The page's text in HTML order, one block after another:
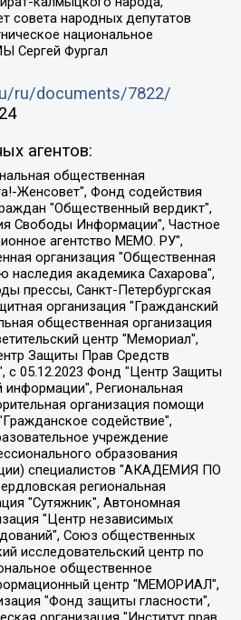
совета народных депутатов
национальное
Сергей Фургал
ru/documents/7822/
агентов:
ответственностью "ЖУРНАЛИСТ-ИНОСТРАННЫЙ АГЕНТ", Арапова Галина Юрьевна, Вольтская Татьяна Анатольевна, Американская компания "Mason G.E.S. Anonymous Foundation" (США), являющаяся владельцем интернет-издания https://mnews.world/, Компания "Stichting Bellingcat", зарегистрированная в Нидерландах (дата регистрации 11.07.2018), Захаров Андрей Вячеславович, Клепиковская Екатерина Дмитриевна, Общество с ограниченной ответственностью "МЕМО", Перл Роман Александрович, Симонов Евгений Алексеевич, Соловьева Елена Анатольевна, Сотников Даниил Владимирович, Сурначева Елизавета Дмитриевна, Автономная некоммерческая организация по защите прав человека и информированию населения "Якутия – Наше Мнение", Общество с ограниченной ответственностью "Москоу диджитал медиа", с 26.01.2023 Общество с ограниченной ответственностью "Чайка Белые сады", Ветошкина Валерия Валерьевна, Заговора Максим Александрович, Межрегиональное общественное движение "Российская ЛГБТ - сеть", Оленичев Максим Владимирович, Павлов Иван Юрьевич, Скворцова Елена Сергеевна, Общество с ограниченной ответственностью "Как бы инагент", Кочетков Игорь Викторович, Общество с ограниченной ответственностью "Честные выборы", Еланчик Олег Александрович, Общество с ограниченной ответственностью "Нобелевский призыв", Гималова Регина Эмилевна, Григорьев Андрей Валерьевич, Григорьева Алина Александровна, Ассоциация по содействию защите прав призывников, альтернативнослужащих и военнослужащих "Правозащитная группа "Гражданин.Армия.Право", Хисамова Регина Фаритовна, Автономная некоммерческая организация по реализации социально-правовых программ "Лилит", Дальневосточное общественное движение "Маяк", Санкт-Петербургская ЛГБТ-инициативная группа "Выход", Инициативная группа ЛГБТ+ "Реверс", Алексеев Андрей Викторович, Бекбулатова Таисия Львовна, Беляев Иван Михайлович, Владыкина Елена Сергеевна, Гельман Марат Александрович, Никульшина Вероника Юрьевна, Толоконникова Надежда Андреевна, Шендерович Виктор Анатольевич, Общество с ограниченной ответственностью "Данное сообщение", Общество с ограниченной ответственностью Издательский дом "Новая глава", Айнбиндер Александра Александровна, Московский комьюнити-центр для ЛГБТ+инициатив, Благотворительный фонд развития филантропии, Deutsche Welle (Германия, Kurt-Schumacher-Strasse 3, 53113 Bonn), Борзунова Мария Михайловна, Воробьев Виктор Викторович, Голубева Анна Львовна, Константинова Алла Михайловна, Малкова Ирина Владимировна, Мурадов Мурад Абдулгалимович, Осетинская Елизавета Николаевна, Понасенков Евгений Николаевич, Ганапольский Матвей Юрьевич, Киселев Евгений Алексеевич, Борухович Ирина Григорьевна, Дремин Иван Тимофеевич, Дубровский Дмитрий Викторович, Красноярская региональная общественная организация поддержки и развития альтернативных образовательных технологий и межкультурных коммуникаций "ИНТЕРРА", Маяковская Екатерина Алексеевна, Фейгин Марк Захарович, Филимонов Андрей Викторович, Дзугкоева Регина Николаевна, Доброхотов Роман Александрович, Дудь Юрий Александрович, Елкин Сергей Владимирович, Кругликов Кирилл Игоревич, Сабунаева Мария Леонидовна, Семенов Алексей Владимирович, Шаинян Карен Багратович, Шульман Екатерина Михайловна, Асафьев Артур Валерьевич, Вахштайн Виктор Семенович, Венедиктов Алексей Алексеевич, Лушникова Екатерина Евгеньевна, Волков Леонид Михайлович, Невзоров Александр Глебович, Пархоменко Сергей Борисович, Сироткин Ярослав Николаевич, Кара-Мурза Владимир Владимирович, Баранова Наталья Владимировна, Гозман Леонид Яковлевич, Кагарлицкий Борис Юльевич, Климарев Михаил Валерьевич, Милов Владимир Станиславович, Автономная некоммерческая организация Краснодарский центр современного искусства "Типография", Моргенштерн Алишер Тагирович, Соболь Любовь Эдуардовна, Общество с ограниченной ответственностью "ЛИЗА НОРМ", Каспаров Гарри Кимович, Ходорковский Михаил Борисович, Общество с ограниченной ответственностью "Апрельские тезисы", Данилович Ирина Брониславовна, Кашин Олег Владимирович, Петров Николай Владимирович, Пивоваров Алексей Владимирович, Соколов Михаил Владимирович, Цветкова Юлия Владимировна, Чичваркин Евгений Александрович, Комитет против пыток/Команда против пыток, Общество с ограниченной ответственностью "Первый научный", Общество с ограниченной ответственностью "Вертолет и ко", Белоцерковская Вероника Борисовна, Кац Максим Евгеньевич, Лазарева Татьяна Юрьевна, Шаведдинов Руслан Табризович, Яшин Илья Валерьевич, Общество с ограниченной ответственностью "Иноагент ААВ", Алешковский Дмитрий Петрович, Альбац Евгения Марковна, Быков Дмитрий Львович, Галямина Юлия Евгеньевна, Лойко Сергей Леонидович, Мартынов Кирилл Константинович, Медведев Сергей Александрович, Крашенинников Федор Геннадиевич, Гордеева Катерина Вл